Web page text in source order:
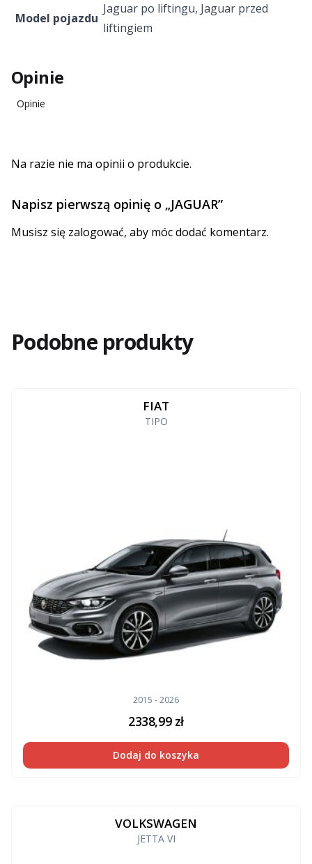
Model pojazdu
Jaguar po liftingu, Jaguar przed
liftingiem
Opinie
Opinie
Na razie nie ma opinii o produkcie.
Napisz pierwszą opinię o „JAGUAR”
Musisz się zalogować, aby móc dodać komentarz.
Podobne produkty
FIAT
TIPO
2015 - 2026
2338,99 zł
Dodaj do koszyka
VOLKSWAGEN
JETTA VI